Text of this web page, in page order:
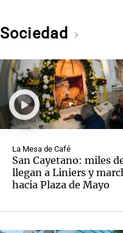
Sociedad
La Mesa de Café
San Cayetano: miles
llegan a Liniers y
hacia Plaza de Mayo